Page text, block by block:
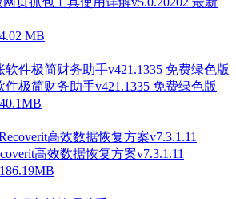
MB
极简财务助手v421.1335 免费绿色版
高效数据恢复方案v7.3.1.11